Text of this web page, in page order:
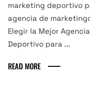
marketing deportivo
agencia de
Elegir la Mejor
Deportivo para ...
READ MORE